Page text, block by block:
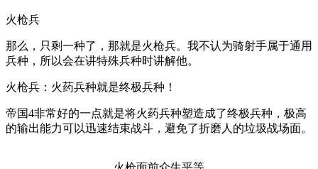
火枪兵
那么，只剩一种了，那就是火枪兵。我不认为骑射手属于通用
兵种，所以会在讲特殊兵种时讲解他。
火枪兵：火药兵种就是终极兵种！
帝国4非常好的一点就是将火药兵种塑造成了终极兵种，极高
的输出能力可以迅速结束战斗，避免了折磨人的垃圾战场面。